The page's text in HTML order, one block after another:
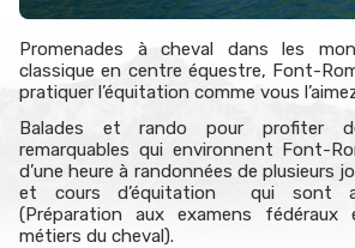
Promenades à cheval dans les
classique en centre équestre, Font-
pratiquer l’équitation comme vous
Balades et rando pour profiter
remarquables qui environnent Font-
d’une heure à randonnées de plusieurs
et cours d’équitation qui sont
(Préparation aux examens
métiers du cheval).